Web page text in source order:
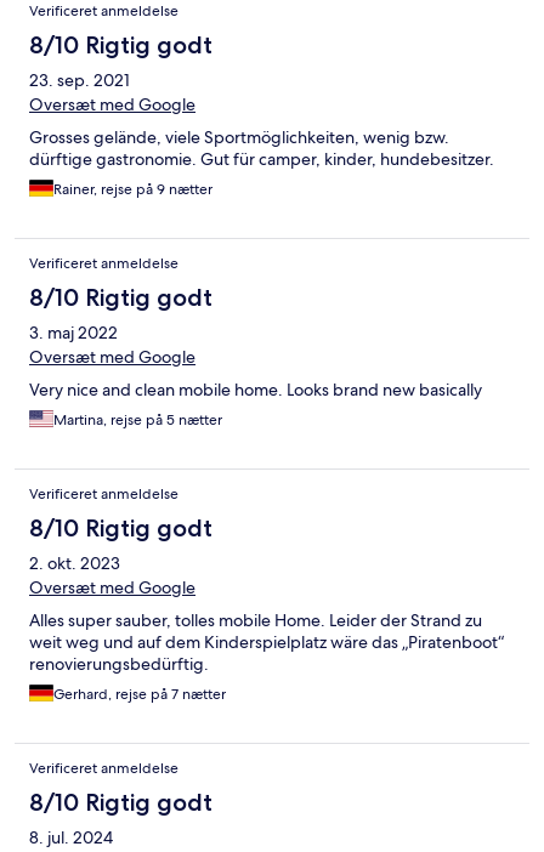
Verificeret anmeldelse
8/10 Rigtig godt
23. sep. 2021
Oversæt med Google
Grosses gelände, viele Sportmöglichkeiten, wenig bzw.
dürftige gastronomie. Gut für camper, kinder, hundebesitzer.
Rainer, rejse på 9 nætter
Verificeret anmeldelse
8/10 Rigtig godt
3. maj 2022
Oversæt med Google
Very nice and clean mobile home. Looks brand new basically
Martina, rejse på 5 nætter
Verificeret anmeldelse
8/10 Rigtig godt
2. okt. 2023
Oversæt med Google
Alles super sauber, tolles mobile Home. Leider der Strand zu
weit weg und auf dem Kinderspielplatz wäre das „Piratenboot“
renovierungsbedürftig.
Gerhard, rejse på 7 nætter
Verificeret anmeldelse
8/10 Rigtig godt
8. jul. 2024